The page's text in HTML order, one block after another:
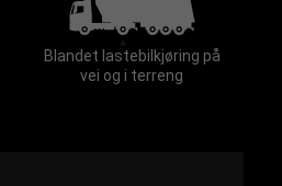
Blandet lastebilkjøring på
vei og i terreng